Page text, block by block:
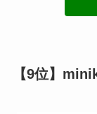
【9位】